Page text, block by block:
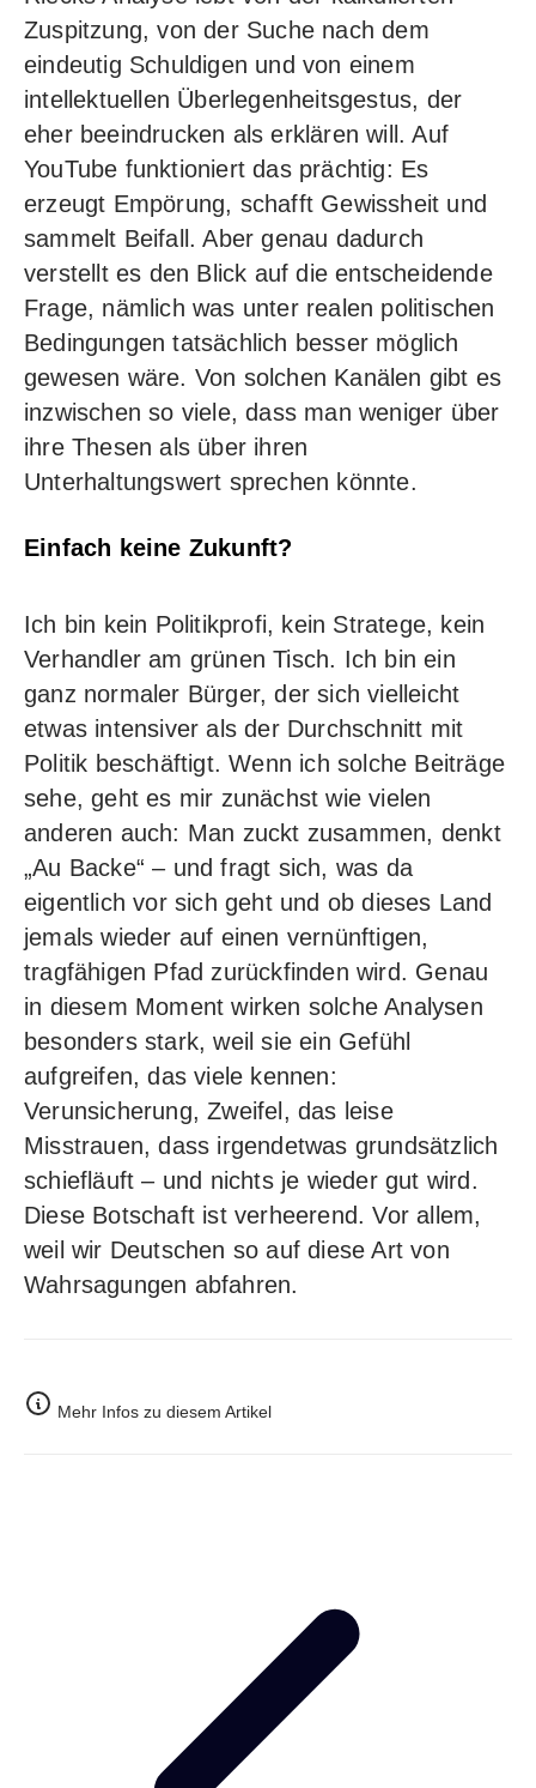
Zuspitzung, von der Suche nach dem
eindeutig Schuldigen und von einem
intellektuellen Überlegenheitsgestus, der
eher beeindrucken als erklären will. Auf
YouTube funktioniert das prächtig: Es
erzeugt Empörung, schafft Gewissheit und
sammelt Beifall. Aber genau dadurch
verstellt es den Blick auf die entscheidende
Frage, nämlich was unter realen politischen
Bedingungen tatsächlich besser möglich
gewesen wäre. Von solchen Kanälen gibt es
inzwischen so viele, dass man weniger über
ihre Thesen als über ihren
Unterhaltungswert sprechen könnte.
Einfach keine Zukunft?
Ich bin kein Politikprofi, kein Stratege, kein
Verhandler am grünen Tisch. Ich bin ein
ganz normaler Bürger, der sich vielleicht
etwas intensiver als der Durchschnitt mit
Politik beschäftigt. Wenn ich solche Beiträge
sehe, geht es mir zunächst wie vielen
anderen auch: Man zuckt zusammen, denkt
„Au Backe“ – und fragt sich, was da
eigentlich vor sich geht und ob dieses Land
jemals wieder auf einen vernünftigen,
tragfähigen Pfad zurückfinden wird. Genau
in diesem Moment wirken solche Analysen
besonders stark, weil sie ein Gefühl
aufgreifen, das viele kennen:
Verunsicherung, Zweifel, das leise
Misstrauen, dass irgendetwas grundsätzlich
schiefläuft – und nichts je wieder gut wird.
Diese Botschaft ist verheerend. Vor allem,
weil wir Deutschen so auf diese Art von
Wahrsagungen abfahren.
Mehr Infos zu diesem Artikel